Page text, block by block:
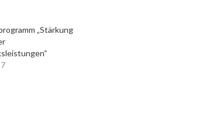
„Stärkung